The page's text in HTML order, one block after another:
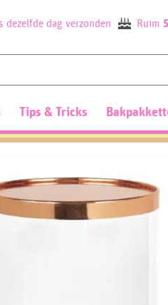
dag verzonden Ruim
Tips & Tricks